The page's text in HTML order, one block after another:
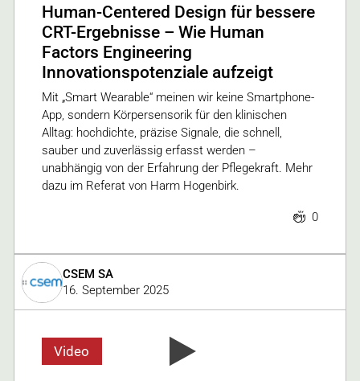
Human-Centered Design für bessere
CRT-Ergebnisse – Wie Human
Factors Engineering
Innovationspotenziale aufzeigt
Mit „Smart Wearable“ meinen wir keine Smartphone-
App, sondern Körpersensorik für den klinischen
Alltag: hochdichte, präzise Signale, die schnell,
sauber und zuverlässig erfasst werden –
unabhängig von der Erfahrung der Pflegekraft. Mehr
dazu im Referat von Harm Hogenbirk.
0
CSEM SA
16. September 2025
Video